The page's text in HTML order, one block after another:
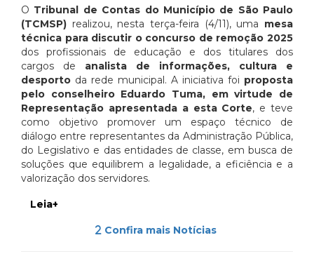
O Tribunal de Contas do Município de São Paulo
(TCMSP) realizou, nesta terça-feira (4/11), uma mesa
técnica para discutir o concurso de remoção 2025
dos profissionais de educação e dos titulares dos
cargos de analista de informações, cultura e
desporto da rede municipal. A iniciativa foi proposta
pelo conselheiro Eduardo Tuma, em virtude de
Representação apresentada a esta Corte, e teve
como objetivo promover um espaço técnico de
diálogo entre representantes da Administração Pública,
do Legislativo e das entidades de classe, em busca de
soluções que equilibrem a legalidade, a eficiência e a
valorização dos servidores.
Leia+
Confira mais Notícias